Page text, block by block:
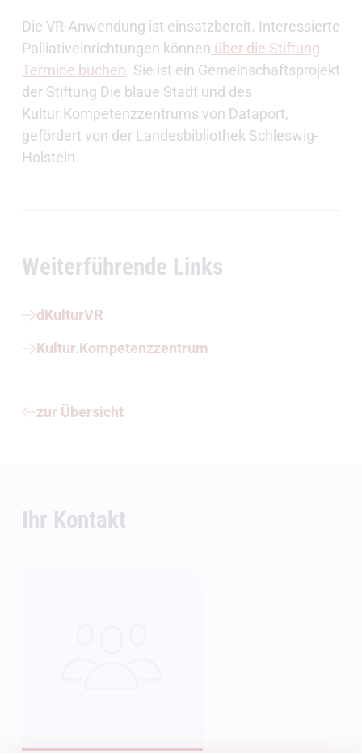
Die VR-Anwendung ist einsatzbereit. Interessierte
Palliativeinrichtungen können über die Stiftung
Termine buchen. Sie ist ein Gemeinschaftsprojekt
der Stiftung Die blaue Stadt und des
Kultur.Kompetenzzentrums von Dataport,
gefördert von der Landesbibliothek Schleswig-
Holstein.
Weiterführende Links
dKulturVR
Kultur.Kompetenzzentrum
zur Übersicht
Ihr Kontakt